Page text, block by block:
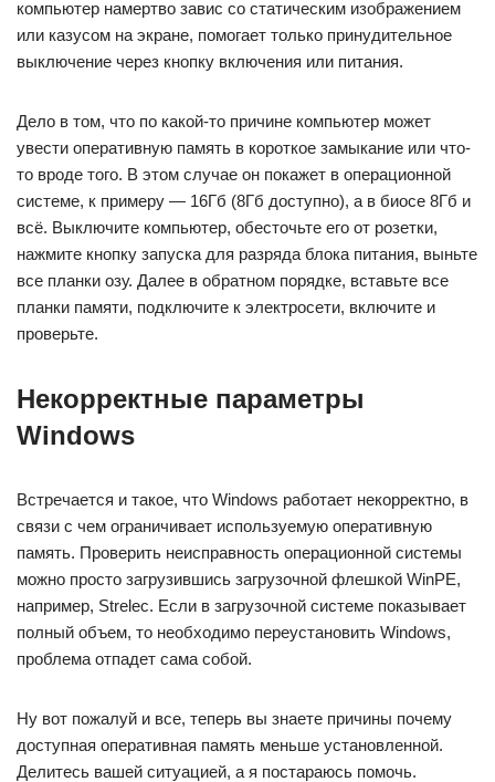
компьютер намертво завис со статическим изображением
или казусом на экране, помогает только принудительное
выключение через кнопку включения или питания.
Дело в том, что по какой-то причине компьютер может
увести оперативную память в короткое замыкание или что-
то вроде того. В этом случае он покажет в операционной
системе, к примеру — 16Гб (8Гб доступно), а в биосе 8Гб и
всё. Выключите компьютер, обесточьте его от розетки,
нажмите кнопку запуска для разряда блока питания, выньте
все планки озу. Далее в обратном порядке, вставьте все
планки памяти, подключите к электросети, включите и
проверьте.
Некорректные параметры
Windows
Встречается и такое, что Windows работает некорректно, в
связи с чем ограничивает используемую оперативную
память. Проверить неисправность операционной системы
можно просто загрузившись загрузочной флешкой WinPE,
например, Strelec. Если в загрузочной системе показывает
полный объем, то необходимо переустановить Windows,
проблема отпадет сама собой.
Ну вот пожалуй и все, теперь вы знаете причины почему
доступная оперативная память меньше установленной.
Делитесь вашей ситуацией, а я постараюсь помочь.